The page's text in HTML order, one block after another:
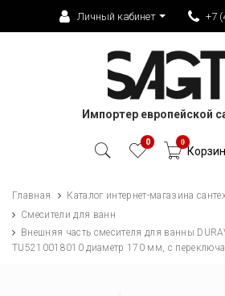
Личный кабинет +7
Импортер европейской
0 0
Главная Каталог интернет-магазина
Смесители для ванн
Внешняя часть смесителя для ванны
TU5210018010 диаметр 170 мм, с